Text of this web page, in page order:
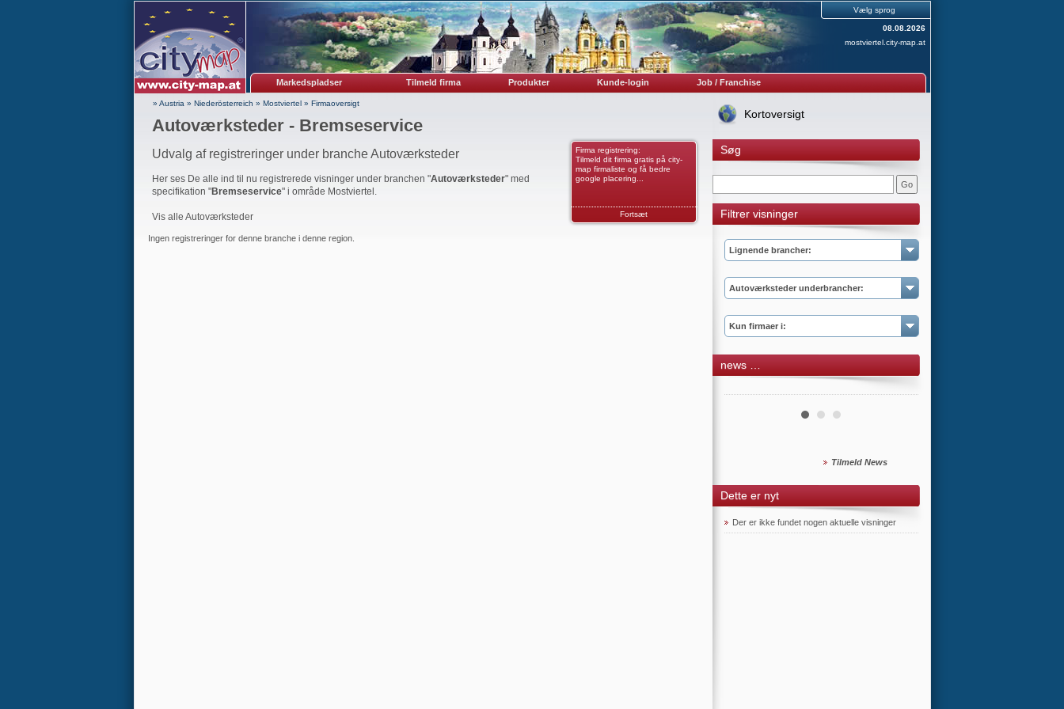
Vælg sprog
08.08.2026
mostviertel.city-map.at
Markedspladser Tilmeld firma Produkter Kunde-login Job / Franchise
» Austria » Niederösterreich » Mostviertel» Firmaoversigt
Autoværksteder - Bremseservice
Udvalg af registreringer under branche Autoværksteder
Firma registrering:
Tilmeld dit firma gratis på city-
map firmaliste og få bedre
google placering...
Fortsæt
Her ses De alle ind til nu registrerede visninger under branchen "Autoværksteder" med
specifikation "Bremseservice" i område Mostviertel.
Vis alle Autoværksteder
Ingen registreringer for denne branche i denne region.
Kortoversigt
Søg
Filtrer visninger
Lignende brancher:
Autoværksteder underbrancher:
Kun firmaer i:
news …
Tilmeld News
Dette er nyt
Der er ikke fundet nogen aktuelle visninger